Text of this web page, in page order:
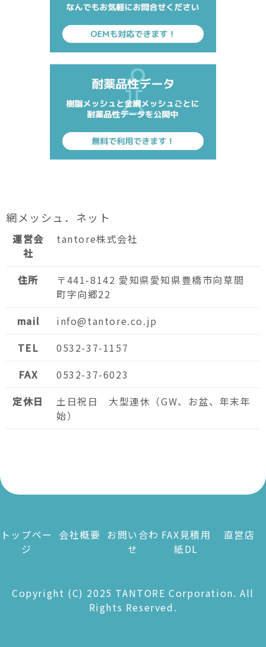
網メッシュ．ネット
運営会
社
tantore株式会社
住所
〒441-8142 愛知県愛知県豊橋市向草間
町字向郷22
mail
info@tantore.co.jp
TEL
0532-37-1157
FAX
0532-37-6023
定休日
土日祝日 大型連休（GW、お盆、年末年
始）
トップペー
ジ
会社概要 お問い合わ
せ
FAX見積用
紙DL
直営店
Copyright (C) 2025 TANTORE Corporation. All
Rights Reserved.